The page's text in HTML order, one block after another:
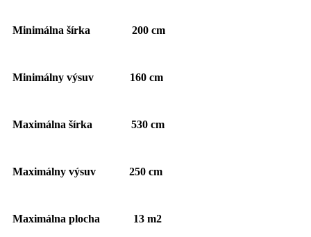
Minimálna šírka 200 cm
Minimálny výsuv 160 cm
Maximálna šírka 530 cm
Maximálny výsuv 250 cm
Maximálna plocha 13 m2